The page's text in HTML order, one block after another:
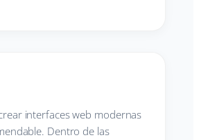
interfaces web modernas
Dentro de las